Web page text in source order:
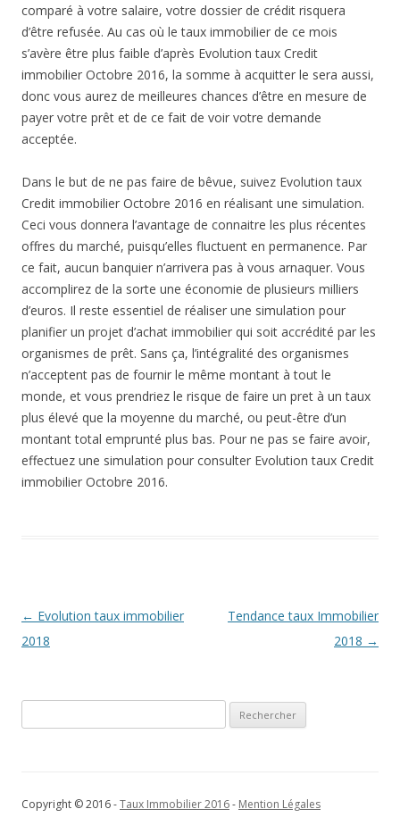
comparé à votre salaire, votre dossier de crédit risquera
d’être refusée. Au cas où le taux immobilier de ce mois
s’avère être plus faible d’après Evolution taux Credit
immobilier Octobre 2016, la somme à acquitter le sera aussi,
donc vous aurez de meilleures chances d’être en mesure de
payer votre prêt et de ce fait de voir votre demande
acceptée.
Dans le but de ne pas faire de bêvue, suivez Evolution taux
Credit immobilier Octobre 2016 en réalisant une simulation.
Ceci vous donnera l’avantage de connaitre les plus récentes
offres du marché, puisqu’elles fluctuent en permanence. Par
ce fait, aucun banquier n’arrivera pas à vous arnaquer. Vous
accomplirez de la sorte une économie de plusieurs milliers
d’euros. Il reste essentiel de réaliser une simulation pour
planifier un projet d’achat immobilier qui soit accrédité par les
organismes de prêt. Sans ça, l’intégralité des organismes
n’acceptent pas de fournir le même montant à tout le
monde, et vous prendriez le risque de faire un pret à un taux
plus élevé que la moyenne du marché, ou peut-être d’un
montant total emprunté plus bas. Pour ne pas se faire avoir,
effectuez une simulation pour consulter Evolution taux Credit
immobilier Octobre 2016.
Navigation
des
← Evolution taux immobilier
2018
Tendance taux Immobilier
2018 →
Copyright © 2016 -Taux Immobilier 2016- Mention Légales